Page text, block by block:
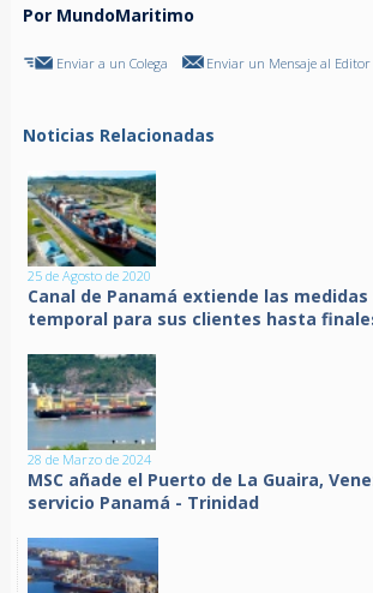
Por MundoMaritimo
Enviar a un Colega Enviar un Mensaje al Editor
Noticias Relacionadas
25 de Agosto de 2020
Canal de Panamá extiende las
temporal para sus clientes hasta
28 de Marzo de 2024
MSC añade el Puerto de La Guaira,
servicio Panamá - Trinidad